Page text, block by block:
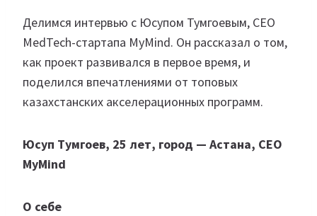
Делимся интервью с Юсупом Тумгоевым, CEO
MedTech-стартапа MyMind. Он рассказал о том,
как проект развивался в первое время, и
поделился впечатлениями от топовых
казахстанских акселерационных программ.
Юсуп Тумгоев, 25 лет, город — Астана, CEO
MyMind
О себе